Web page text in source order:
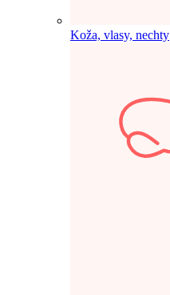
Koža, vlasy, nechty